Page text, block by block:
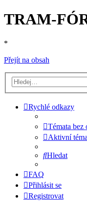
TRAM-
*
Přejít na obsah
Rychlé odkazy
Témata bez
Aktivní
Hledat
FAQ
Přihlásit se
Registrovat